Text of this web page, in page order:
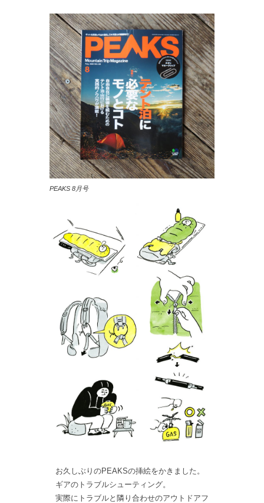
PEAKS 8月号
お久しぶりのPEAKSの挿絵をかきました。
ギアのトラブルシューティング。
実際にトラブルと隣り合わせのアウトドアフ